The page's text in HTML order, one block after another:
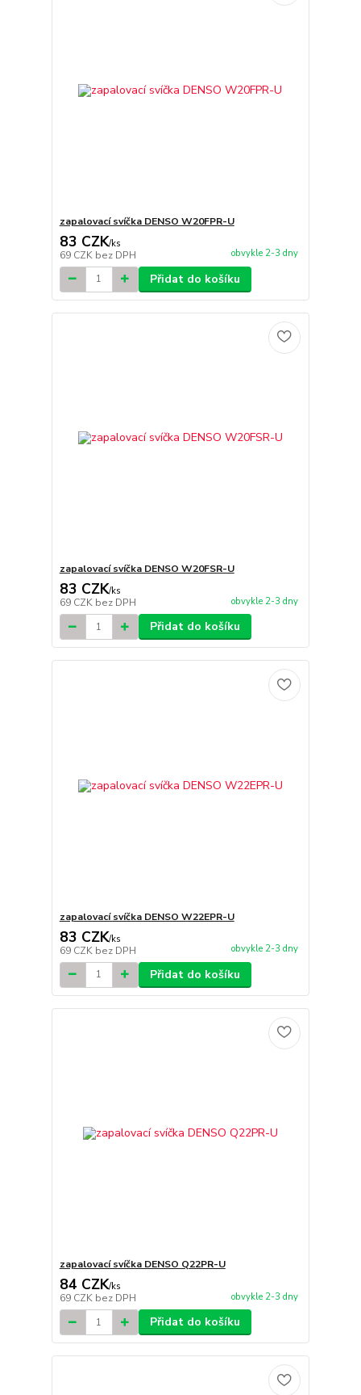
zapalovací svíčka DENSO W20FPR-U
83 CZK/ks
69 CZK bez DPH obvykle 2-3 dny
Přidat do košíku
zapalovací svíčka DENSO W20FSR-U
83 CZK/ks
69 CZK bez DPH obvykle 2-3 dny
Přidat do košíku
zapalovací svíčka DENSO W22EPR-U
83 CZK/ks
69 CZK bez DPH obvykle 2-3 dny
Přidat do košíku
zapalovací svíčka DENSO Q22PR-U
84 CZK/ks
69 CZK bez DPH obvykle 2-3 dny
Přidat do košíku